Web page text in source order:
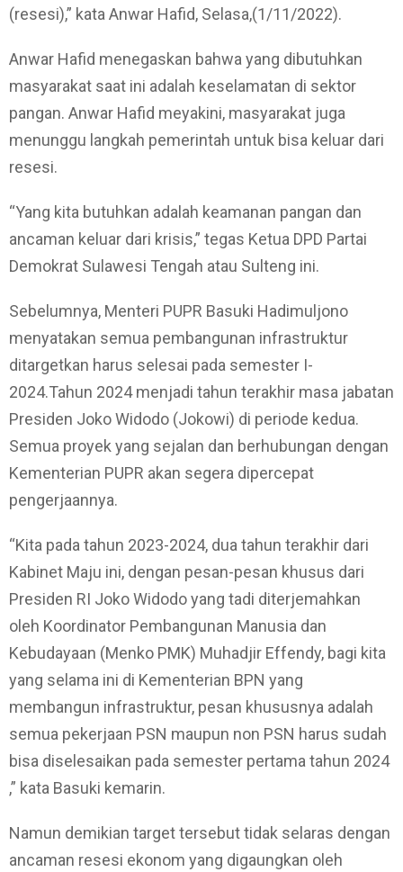
(resesi),” kata Anwar Hafid, Selasa,(1/11/2022).
Anwar Hafid menegaskan bahwa yang dibutuhkan
masyarakat saat ini adalah keselamatan di sektor
pangan. Anwar Hafid meyakini, masyarakat juga
menunggu langkah pemerintah untuk bisa keluar dari
resesi.
“Yang kita butuhkan adalah keamanan pangan dan
ancaman keluar dari krisis,” tegas Ketua DPD Partai
Demokrat Sulawesi Tengah atau Sulteng ini.
Sebelumnya, Menteri PUPR Basuki Hadimuljono
menyatakan semua pembangunan infrastruktur
ditargetkan harus selesai pada semester I-
2024.Tahun 2024 menjadi tahun terakhir masa jabatan
Presiden Joko Widodo (Jokowi) di periode kedua.
Semua proyek yang sejalan dan berhubungan dengan
Kementerian PUPR akan segera dipercepat
pengerjaannya.
“Kita pada tahun 2023-2024, dua tahun terakhir dari
Kabinet Maju ini, dengan pesan-pesan khusus dari
Presiden RI Joko Widodo yang tadi diterjemahkan
oleh Koordinator Pembangunan Manusia dan
Kebudayaan (Menko PMK) Muhadjir Effendy, bagi kita
yang selama ini di Kementerian BPN yang
membangun infrastruktur, pesan khususnya adalah
semua pekerjaan PSN maupun non PSN harus sudah
bisa diselesaikan pada semester pertama tahun 2024
,” kata Basuki kemarin.
Namun demikian target tersebut tidak selaras dengan
ancaman resesi ekonom yang digaungkan oleh